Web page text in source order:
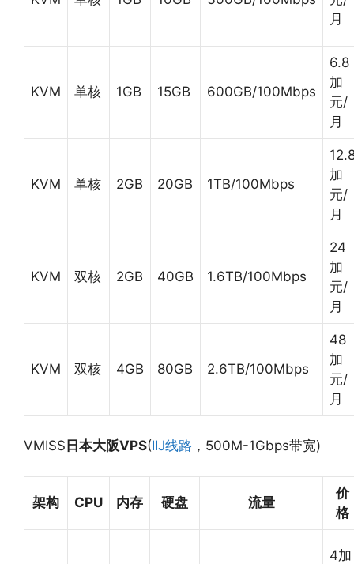
月
KVM 单核 1GB 15GB 600GB/100Mbps
6.8
加
元/
月
KVM 单核 2GB 20GB 1TB/100Mbps
加
元/
月
KVM 双核 2GB 40GB 1.6TB/100Mbps
24
加
元/
月
KVM 双核 4GB 80GB 2.6TB/100Mbps
48
加
元/
月
VMISS 日本大阪VPS(IIJ线路 ，500M-1Gbps带宽)
架构 CPU 内存 硬盘 流量
价
格
4加